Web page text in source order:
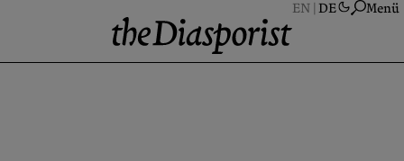
Menü